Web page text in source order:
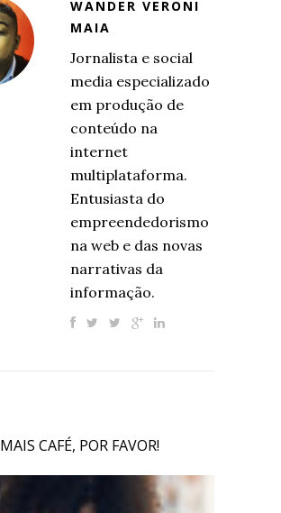
WANDER VERONI
MAIA
Jornalista e social
media especializado
em produção de
conteúdo na
internet
multiplataforma.
Entusiasta do
empreendedorismo
na web e das novas
narrativas da
informação.
MAIS CAFÉ, POR FAVOR!